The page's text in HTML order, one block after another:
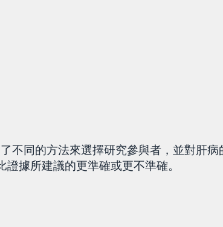
不同的方法來選擇研究參與者，並對肝病
據所建議的更準確或更不準確。